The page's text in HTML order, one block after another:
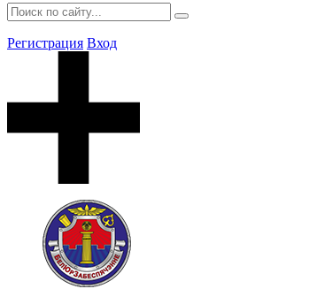
Регистрация Вход